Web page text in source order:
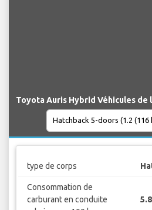
Toyota Auris Hybrid Véhicules
type de corps
Consommation de
carburant en conduite